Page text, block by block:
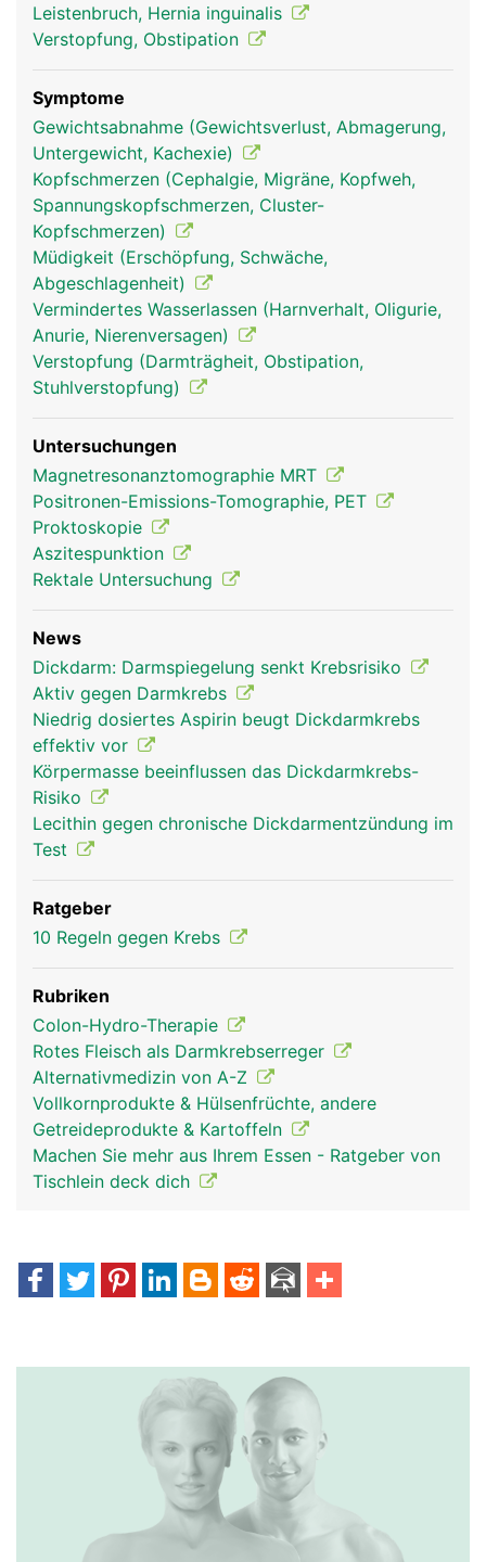
Leistenbruch, Hernia inguinalis
Verstopfung, Obstipation
Symptome
Gewichtsabnahme (Gewichtsverlust, Abmagerung,
Untergewicht, Kachexie)
Kopfschmerzen (Cephalgie, Migräne, Kopfweh,
Spannungskopfschmerzen, Cluster-
Kopfschmerzen)
Müdigkeit (Erschöpfung, Schwäche,
Abgeschlagenheit)
Vermindertes Wasserlassen (Harnverhalt, Oligurie,
Anurie, Nierenversagen)
Verstopfung (Darmträgheit, Obstipation,
Stuhlverstopfung)
Untersuchungen
Magnetresonanztomographie MRT
Positronen-Emissions-Tomographie, PET
Proktoskopie
Aszitespunktion
Rektale Untersuchung
News
Dickdarm: Darmspiegelung senkt Krebsrisiko
Aktiv gegen Darmkrebs
Niedrig dosiertes Aspirin beugt Dickdarmkrebs
effektiv vor
Körpermasse beeinflussen das Dickdarmkrebs-
Risiko
Lecithin gegen chronische Dickdarmentzündung im
Test
Ratgeber
10 Regeln gegen Krebs
Rubriken
Colon-Hydro-Therapie
Rotes Fleisch als Darmkrebserreger
Alternativmedizin von A-Z
Vollkornprodukte & Hülsenfrüchte, andere
Getreideprodukte & Kartoffeln
Machen Sie mehr aus Ihrem Essen - Ratgeber von
Tischlein deck dich